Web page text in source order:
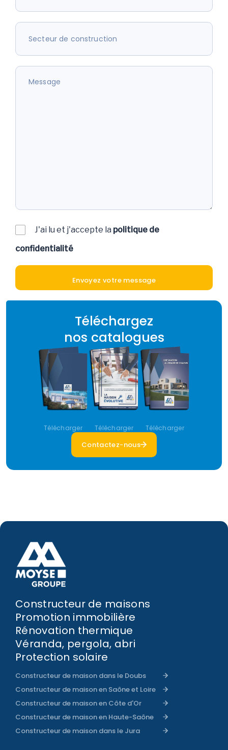
J'ai lu et j'accepte la politique de
confidentialité
Téléchargez
nos catalogues
Télécharger Télécharger Télécharger
Contactez-nous
Constructeur de maisons
Promotion immobilière
Rénovation thermique
Véranda, pergola, abri
Protection solaire
Constructeur de maison dans le Doubs
Constructeur de maison en Saône et Loire
Constructeur de maison en Côte d'Or
Constructeur de maison en Haute-Saône
Constructeur de maison dans le Jura